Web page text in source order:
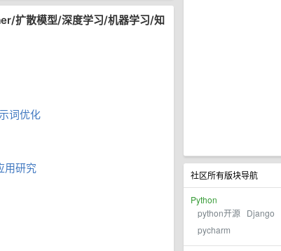
社区所有版块导航
Python
python开源 Django
pycharm
扩散模型/深度学习/机器学习/知
词优化
用研究